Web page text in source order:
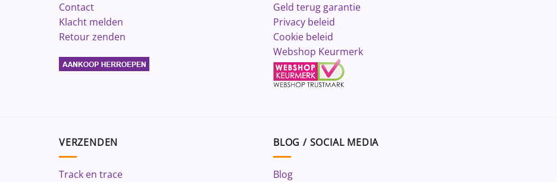
Contact
Klacht melden
Retour zenden
Geld terug garantie
Privacy beleid
Cookie beleid
Webshop Keurmerk
VERZENDEN
Track en trace
BLOG / SOCIAL MEDIA
Blog